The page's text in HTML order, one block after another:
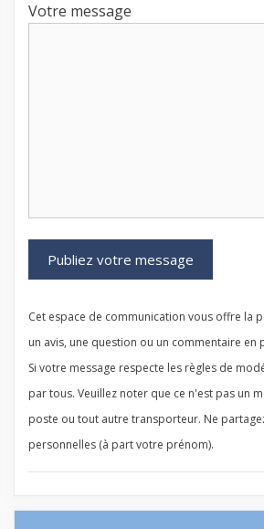
Votre message
Cet espace de communication vous offre la
un avis, une question ou un commentaire en
Si votre message respecte les règles de
par tous. Veuillez noter que ce n'est pas un
poste ou tout autre transporteur. Ne
personnelles (à part votre prénom).